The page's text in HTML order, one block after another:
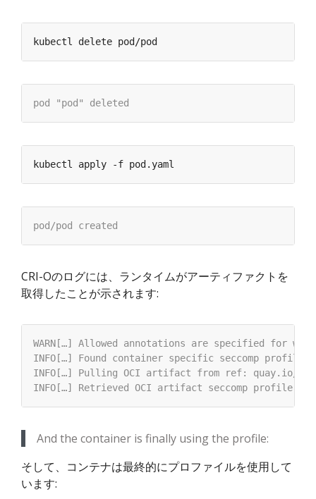
CRI-Oのログには、ランタイムがアーティファクトを
取得したことが示されます:
And the container is finally using the profile:
そして、コンテナは最終的にプロファイルを使用して
います: